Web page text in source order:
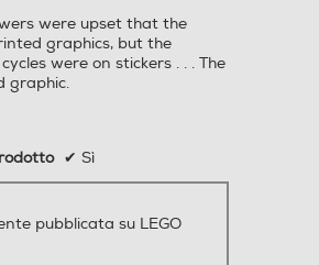
were upset that the
graphics, but the
were on stickers . . . The
graphic.
✔ Sì
pubblicata su LEGO